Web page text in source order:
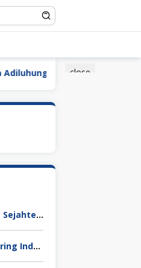
close
Kalbe Company)
PT Garuda Daya Pratama Sejahtera
PT Panasonic Manufacturing Indonesia